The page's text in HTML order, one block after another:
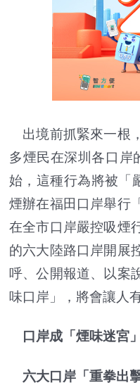
出境前抓緊來一根
多煙民在深圳各口岸
始，這種行為將被「
煙辦在福田口岸舉行
在全市口岸嚴控吸煙
的六大陸路口岸開展
呼、公開報道、以案
味口岸」，將會讓人
口岸成「煙味迷宮
六大口岸「重拳出擊